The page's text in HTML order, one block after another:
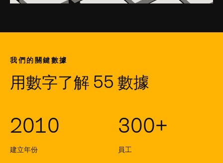
我們的關鍵數據
用數字了解 55 數據
2010
建立年份
300+
員工